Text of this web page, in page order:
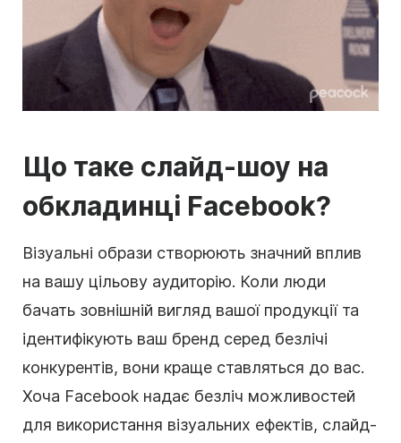
Що таке слайд-шоу на
обкладинці Facebook?
Візуальні образи створюють значний вплив
на вашу цільову аудиторію. Коли люди
бачать зовнішній вигляд вашої продукції та
ідентифікують ваш бренд серед безлічі
конкурентів, вони краще ставляться до вас.
Хоча Facebook надає безліч можливостей
для використання візуальних ефектів, слайд-